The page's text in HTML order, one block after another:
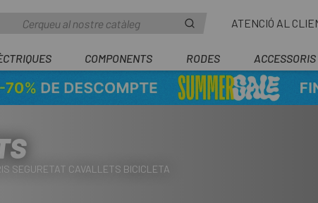
ATENCIÓ AL
COMPONENTS RODES ACCESSORIS
SEGURETAT CAVALLETS BICICLETA